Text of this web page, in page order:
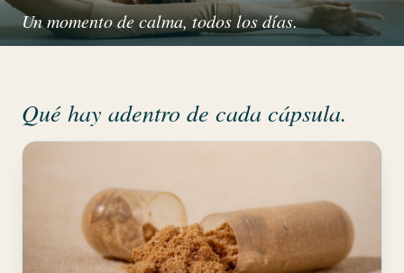
Un momento de calma, todos los días.
Qué hay adentro de cada cápsula.